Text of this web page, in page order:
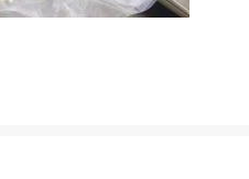
心挑选19朵紫玫瑰，点...